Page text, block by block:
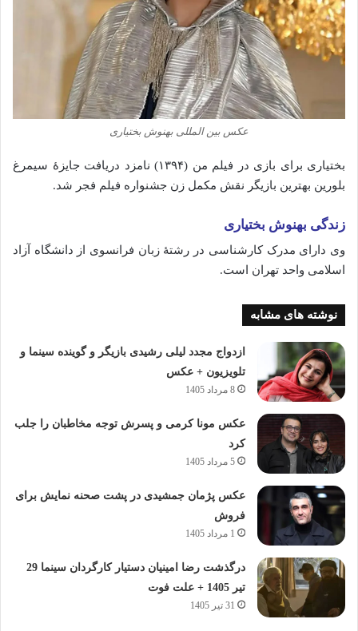
عکس بین المللی بهنوش بختیاری
بختیاری برای بازی در فیلم من (۱۳۹۴) نامزد دریافت جایزهٔ سیمرغ
بلورین بهترین بازیگر نقش مکمل زن جشنواره فیلم فجر شد.
زندگی بهنوش بختیاری
وی دارای مدرک کارشناسی در رشتهٔ زبان فرانسوی از دانشگاه آزاد
اسلامی واحد تهران است.
نوشته های مشابه
ازدواج مجدد لیلی رشیدی بازیگر و گوینده سینما و
تلویزیون + عکس
8 مرداد 1405
عکس مونا کرمی و پسرش توجه مخاطبان را جلب
کرد
5 مرداد 1405
عکس پژمان جمشیدی در پشت صحنه نمایش برای
فروش
1 مرداد 1405
درگذشت رضا امینیان دستیار کارگردان سینما 29
تیر 1405 + علت فوت
31 تیر 1405